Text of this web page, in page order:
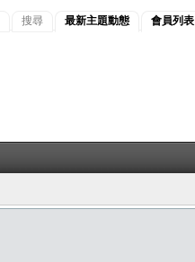
搜尋 最新主題動態 會員列表